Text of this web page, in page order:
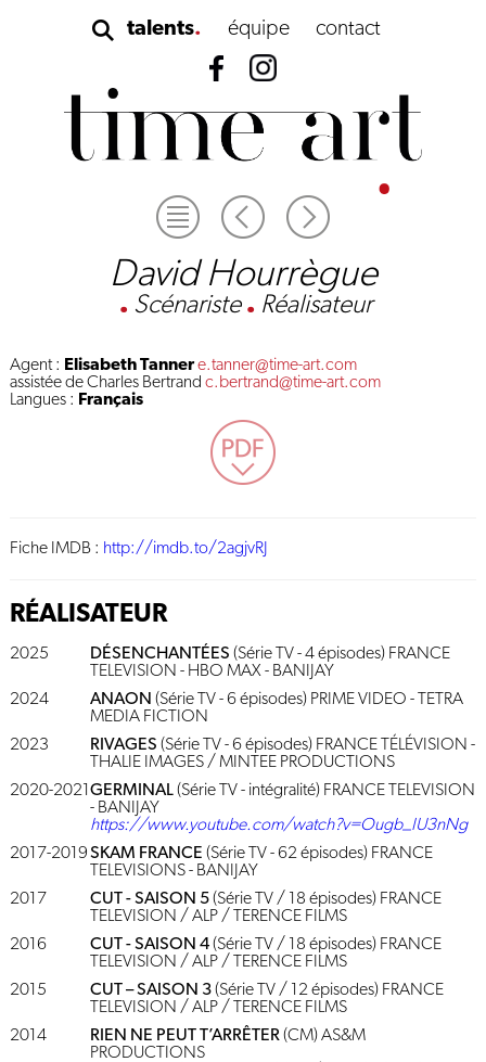
talents équipe contact
David Hourrègue
. Scénariste . Réalisateur
Agent : Elisabeth Tannere.tanner@time-art.com
assistée de Charles Bertrand c.bertrand@time-art.com
Langues : Français
Fiche IMDB : http://imdb.to/2agjvRJ
RÉALISATEUR
2025 DÉSENCHANTÉES (Série TV - 4 épisodes) FRANCE
TELEVISION - HBO MAX - BANIJAY
2024
ANAON (Série TV - 6 épisodes) PRIME VIDEO - TETRA
MEDIA FICTION
2023
RIVAGES (Série TV - 6 épisodes) FRANCE TÉLÉVISION -
THALIE IMAGES / MINTEE PRODUCTIONS
2020-2021 GERMINAL(Série TV - intégralité) FRANCE TELEVISION
- BANIJAY
https://www.youtube.com/watch?v=Ougb_IU3nNg
2017-2019SKAM FRANCE (Série TV - 62 épisodes) FRANCE
TELEVISIONS - BANIJAY
2017
CUT - SAISON 5(Série TV / 18 épisodes) FRANCE
TELEVISION / ALP / TERENCE FILMS
2016
CUT - SAISON 4(Série TV / 18 épisodes) FRANCE
TELEVISION / ALP / TERENCE FILMS
2015
CUT – SAISON 3(Série TV / 12 épisodes) FRANCE
TELEVISION / ALP / TERENCE FILMS
2014
RIEN NE PEUT T’ARRÊTER(CM) AS&M
PRODUCTIONS